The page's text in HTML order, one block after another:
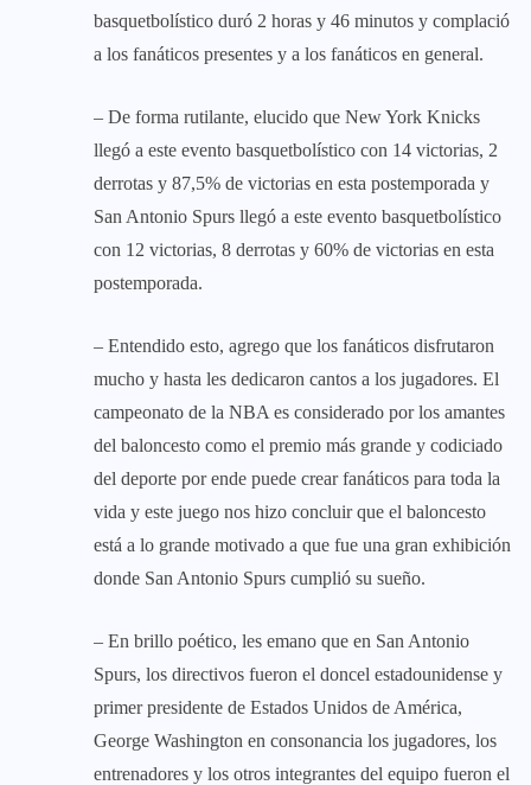
basquetbolístico duró 2 horas y 46 minutos y complació
a los fanáticos presentes y a los fanáticos en general.
– De forma rutilante, elucido que New York Knicks
llegó a este evento basquetbolístico con 14 victorias, 2
derrotas y 87,5% de victorias en esta postemporada y
San Antonio Spurs llegó a este evento basquetbolístico
con 12 victorias, 8 derrotas y 60% de victorias en esta
postemporada.
– Entendido esto, agrego que los fanáticos disfrutaron
mucho y hasta les dedicaron cantos a los jugadores. El
campeonato de la NBA es considerado por los amantes
del baloncesto como el premio más grande y codiciado
del deporte por ende puede crear fanáticos para toda la
vida y este juego nos hizo concluir que el baloncesto
está a lo grande motivado a que fue una gran exhibición
donde San Antonio Spurs cumplió su sueño.
– En brillo poético, les emano que en San Antonio
Spurs, los directivos fueron el doncel estadounidense y
primer presidente de Estados Unidos de América,
George Washington en consonancia los jugadores, los
entrenadores y los otros integrantes del equipo fueron el